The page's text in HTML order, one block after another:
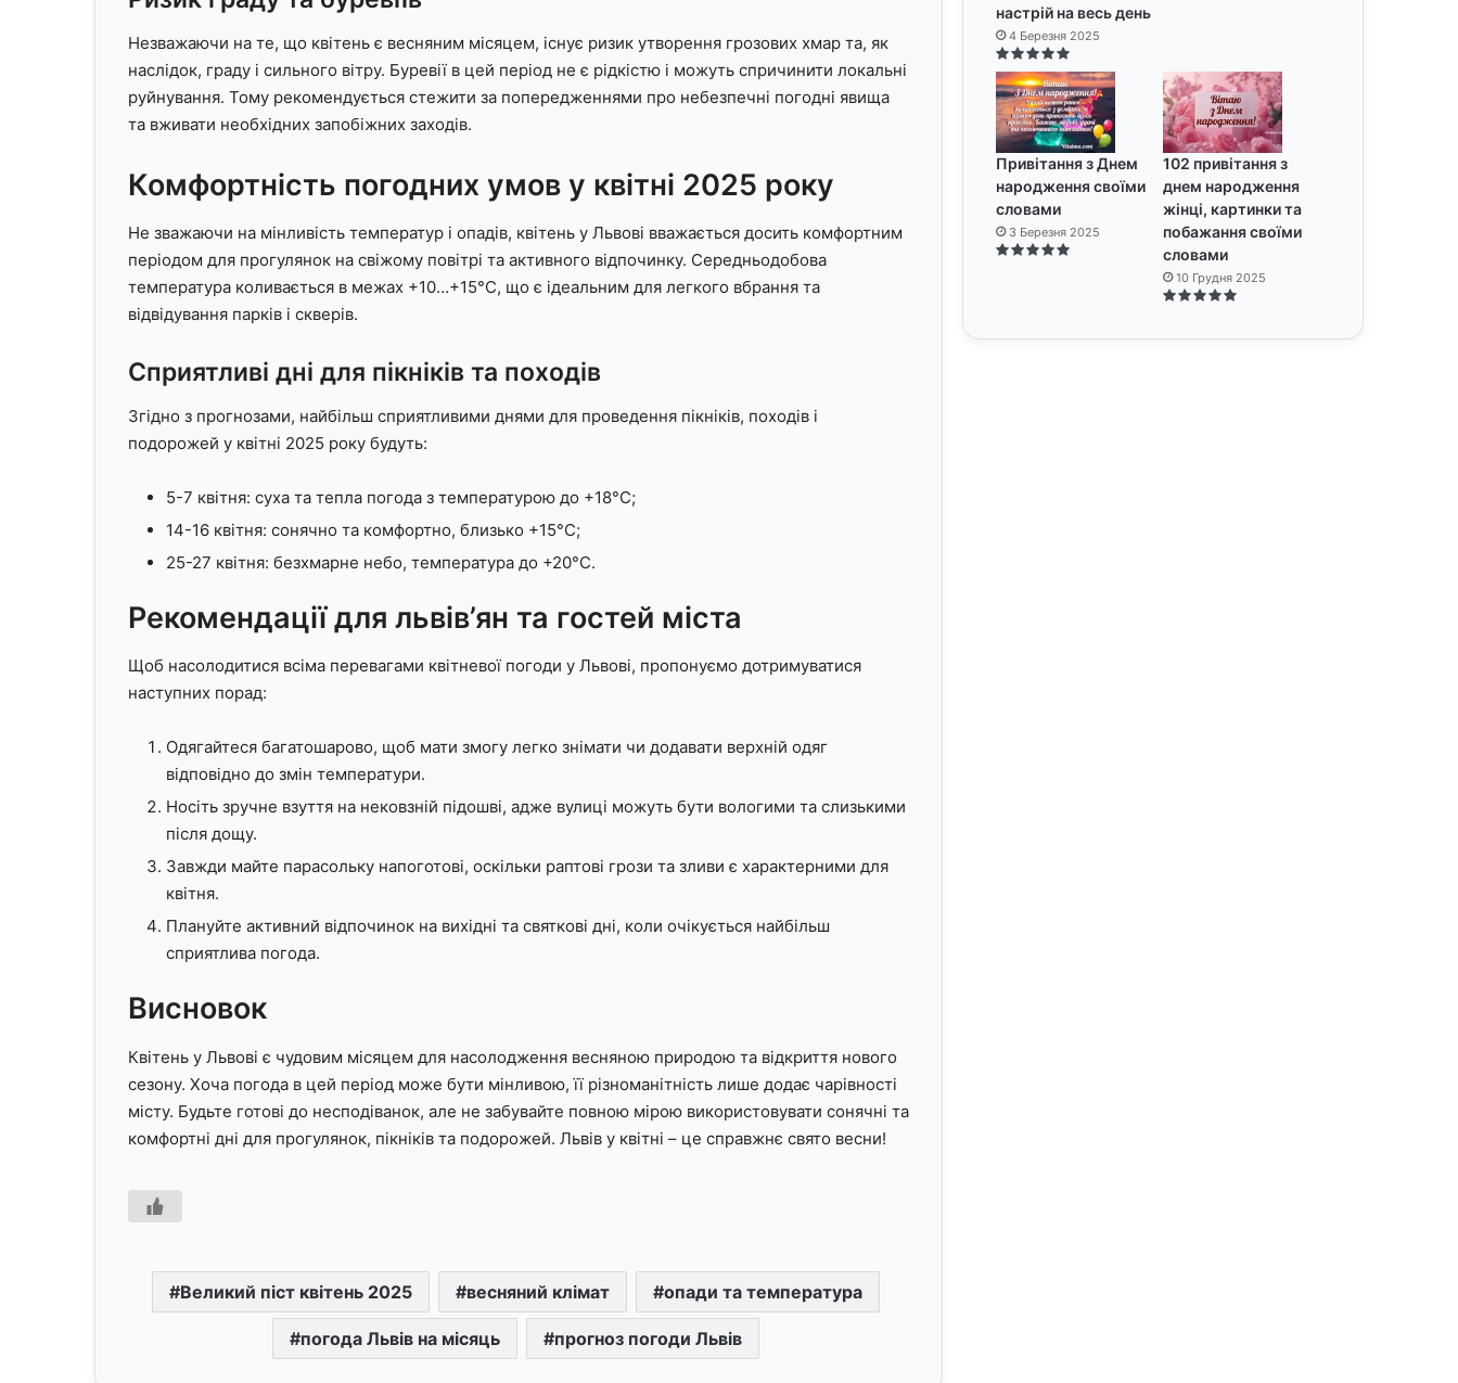
Незважаючи на те, що квітень є весняним місяцем, існує ризик утворення грозових хмар та, як
наслідок, граду і сильного вітру. Буревії в цей період не є рідкістю і можуть спричинити локальні
руйнування. Тому рекомендується стежити за попередженнями про небезпечні погодні явища
та вживати необхідних запобіжних заходів.
Комфортність погодних умов у квітні 2025 року
Не зважаючи на мінливість температур і опадів, квітень у Львові вважається досить комфортним
періодом для прогулянок на свіжому повітрі та активного відпочинку. Середньодобова
температура коливається в межах +10…+15°C, що є ідеальним для легкого вбрання та
відвідування парків і скверів.
Сприятливі дні для пікніків та походів
Згідно з прогнозами, найбільш сприятливими днями для проведення пікніків, походів і
подорожей у квітні 2025 року будуть:
5-7 квітня: суха та тепла погода з температурою до +18°C;
14-16 квітня: сонячно та комфортно, близько +15°C;
25-27 квітня: безхмарне небо, температура до +20°C.
Рекомендації для львів’ян та гостей міста
Щоб насолодитися всіма перевагами квітневої погоди у Львові, пропонуємо дотримуватися
наступних порад:
Одягайтеся багатошарово, щоб мати змогу легко знімати чи додавати верхній одяг
відповідно до змін температури.
Носіть зручне взуття на нековзній підошві, адже вулиці можуть бути вологими та слизькими
після дощу.
Завжди майте парасольку напоготові, оскільки раптові грози та зливи є характерними для
квітня.
Плануйте активний відпочинок на вихідні та святкові дні, коли очікується найбільш
сприятлива погода.
Висновок
Квітень у Львові є чудовим місяцем для насолодження весняною природою та відкриття нового
сезону. Хоча погода в цей період може бути мінливою, її різноманітність лише додає чарівності
місту. Будьте готові до несподіванок, але не забувайте повною мірою використовувати сонячні та
комфортні дні для прогулянок, пікніків та подорожей. Львів у квітні – це справжнє свято весни!
Великий піст квітень 2025 весняний клімат опади та температура
погода Львів на місяць прогноз погоди Львів
настрій на весь день
4 Березня 2025
Привітання з Днем
народження своїми
словами
3 Березня 2025
102 привітання з
днем народження
жінці, картинки та
побажання своїми
словами
10 Грудня 2025